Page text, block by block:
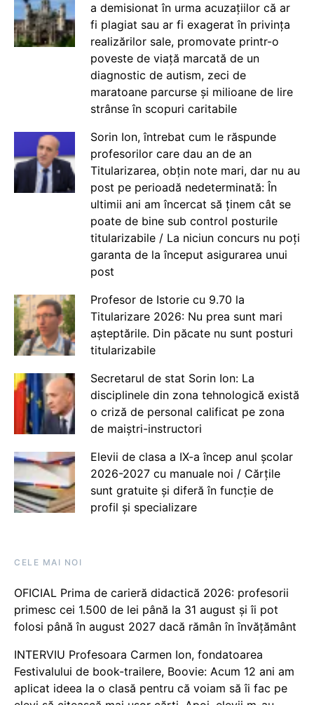
a demisionat în urma acuzațiilor că ar
fi plagiat sau ar fi exagerat în privința
realizărilor sale, promovate printr-o
poveste de viață marcată de un
diagnostic de autism, zeci de
maratoane parcurse și milioane de lire
strânse în scopuri caritabile
Sorin Ion, întrebat cum le răspunde
profesorilor care dau an de an
Titularizarea, obțin note mari, dar nu au
post pe perioadă nedeterminată: În
ultimii ani am încercat să ținem cât se
poate de bine sub control posturile
titularizabile / La niciun concurs nu poți
garanta de la început asigurarea unui
post
Profesor de Istorie cu 9.70 la
Titularizare 2026: Nu prea sunt mari
așteptările. Din păcate nu sunt posturi
titularizabile
Secretarul de stat Sorin Ion: La
disciplinele din zona tehnologică există
o criză de personal calificat pe zona
de maiștri-instructori
Elevii de clasa a IX-a încep anul școlar
2026-2027 cu manuale noi / Cărțile
sunt gratuite și diferă în funcție de
profil și specializare
CELE MAI NOI
OFICIAL Prima de carieră didactică 2026: profesorii
primesc cei 1.500 de lei până la 31 august și îi pot
folosi până în august 2027 dacă rămân în învățământ
INTERVIU Profesoara Carmen Ion, fondatoarea
Festivalului de book-trailere, Boovie: Acum 12 ani am
aplicat ideea la o clasă pentru că voiam să îi fac pe